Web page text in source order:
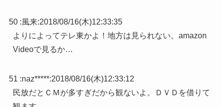
50 :風来:2018/08/16(木)12:33:35
よりによってテレ東かよ！地方は見られない。amazon
Videoで見るか…
51 :naz*****:2018/08/16(木)12:33:12
民放だとＣＭが多すぎだから観ないよ。ＤＶＤを借りて